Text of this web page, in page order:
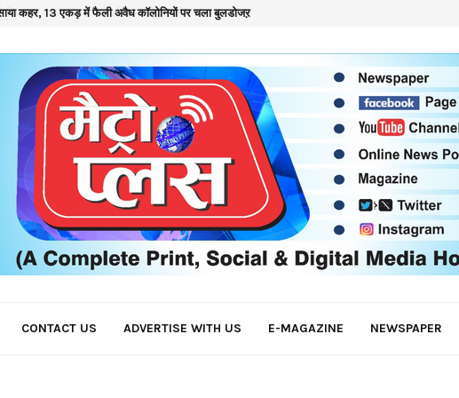
कहर, 13 एकड़ में फैली अवैध कॉलोनियों पर चला बुलडोजऱ
CONTACT US ADVERTISE WITH US E-MAGAZINE NEWSPAPER